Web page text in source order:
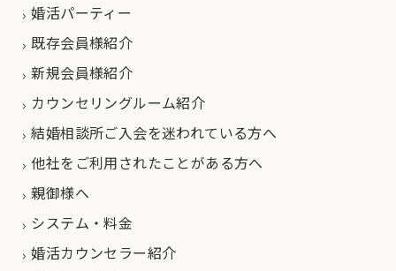
婚活パーティー
既存会員様紹介
新規会員様紹介
カウンセリングルーム紹介
結婚相談所ご入会を迷われている方へ
他社をご利用されたことがある方へ
親御様へ
システム・料金
婚活カウンセラー紹介